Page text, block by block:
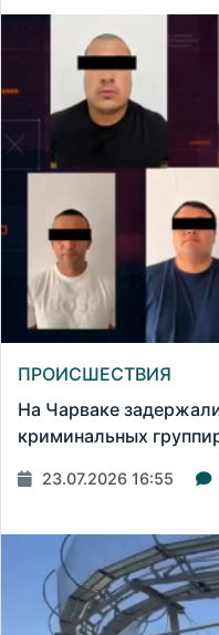
ПРОИСШЕСТВИЯ
На Чарваке
криминальных
23.07.2026 16:55